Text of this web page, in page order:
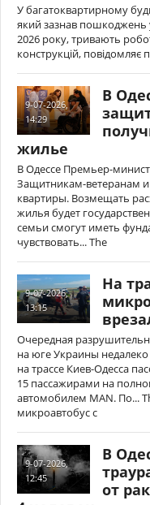
У багатоквартирному
який зазнав пошкоджень
2026 року, тривають
конструкцій, повідомляє
9-07-2026,
14:29
В
жилье
В Одессе Премьер-
Защитникам-ветеранам
квартиры. Возмещать
жилья будет
семьи смогут иметь
чувствовать... The
9-07-2026,
13:15
На
Очередная
на юге Украины
на трассе Киев-Одесса
15 пассажирами на
автомобилем MAN. По...
микроавтобус с
9-07-2026,
12:45
В
от